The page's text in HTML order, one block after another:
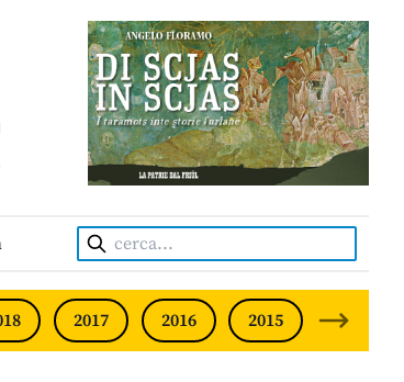
• INDEPENDENT FRIULIAN
Cerca:
2017 2016 2015 2014